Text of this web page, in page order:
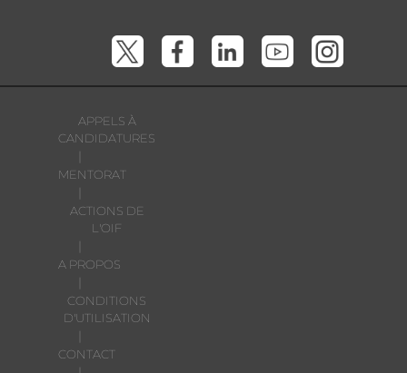
APPELS À
CANDIDATURES
MENTORAT
ACTIONS DE
L'OIF
A PROPOS
CONDITIONS
D'UTILISATION
CONTACT